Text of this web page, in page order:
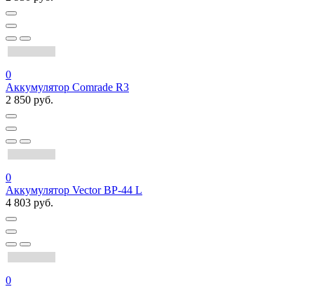
0
Аккумулятор Comrade R3
2 850 руб.
0
Аккумулятор Vector BP-44 L
4 803 руб.
0